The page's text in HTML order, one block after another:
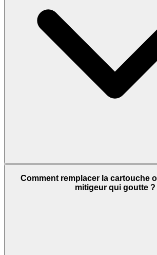
Comment remplacer la cartouche
mitigeur qui goutte ?